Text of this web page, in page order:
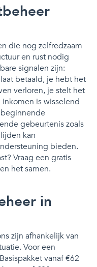
die nog zelfredzaam
en rust nodig
signalen zijn:
betaald, je hebt het
verloren, je stelt het
is wisselend
beginnende
gebeurtenis zoals
kan
bieden.
Vraag een gratis
het samen.
in
zijn afhankelijk van
Voor een
vanaf €62